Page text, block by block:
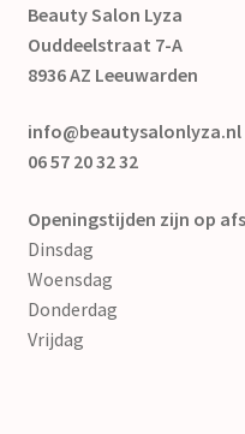
Beauty Salon Lyza
Ouddeelstraat 7-A
8936 AZ Leeuwarden
info@beautysalonlyza.nl
06 57 20 32 32
Openingstijden zijn op
Dinsdag
Woensdag
Donderdag
Vrijdag